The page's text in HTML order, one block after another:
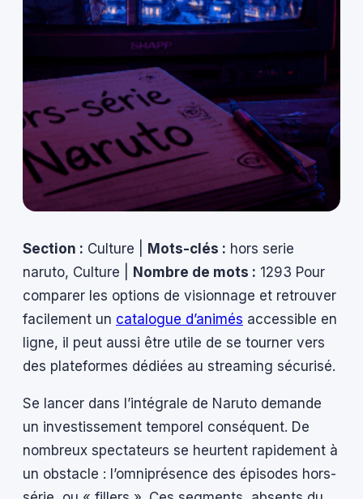
Section : Culture | Mots-clés : hors serie
naruto, Culture |
Nombre de mots : 1293 Pour
comparer les options de visionnage et retrouver
facilement un catalogue d’animés accessible en
ligne, il peut aussi être utile de se tourner vers
des plateformes dédiées au streaming sécurisé.
Se lancer dans l’intégrale de Naruto demande
un investissement temporel conséquent. De
nombreux spectateurs se heurtent rapidement à
un obstacle : l’omniprésence des épisodes hors-